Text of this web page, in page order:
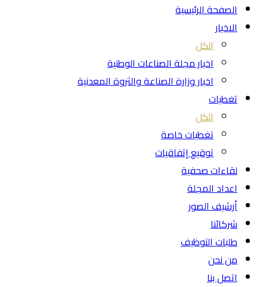
الصفحة الرئيسية
الاخبار
الكل
اخبار مجلة الصناعات الوطنية
اخبار وزارة الصناعة والثروة المعدنية
تغطيات
الكل
تغطيات خاصة
توقيع إتفاقيات
لقاءات صحفية
اعداد المجلة
أرشيف الصور
شركائنا
طلبات التوظيف
من نحن
اتصل بنا